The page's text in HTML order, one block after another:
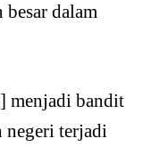
dalam
menjadi bandit
negeri terjadi